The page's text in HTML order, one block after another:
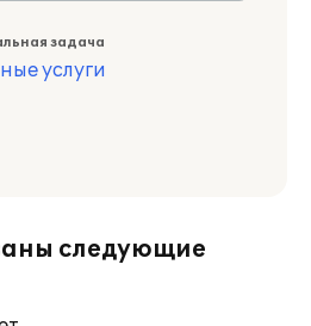
задача
услуги
следующие